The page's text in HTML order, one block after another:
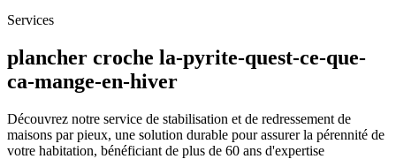
Services
plancher croche la-pyrite-quest-ce-que-
ca-mange-en-hiver
Découvrez notre service de stabilisation et de redressement de
maisons par pieux, une solution durable pour assurer la pérennité de
votre habitation, bénéficiant de plus de 60 ans d'expertise